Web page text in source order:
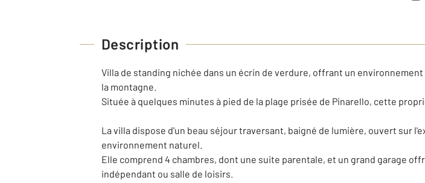
Description
Villa de standing nichée dans un écrin de verdure, offrant un
la montagne.
Située à quelques minutes à pied de la plage prisée de Pinarello, cette
La villa dispose d'un beau séjour traversant, baigné de lumière, ouvert sur
environnement naturel.
Elle comprend 4 chambres, dont une suite parentale, et un grand garage
indépendant ou salle de loisirs.